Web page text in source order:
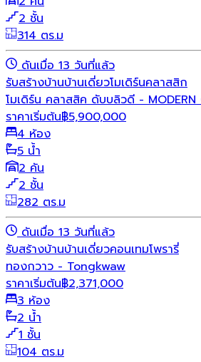
2 ชั้น
314 ตร.ม
ดันเมื่อ 13 วันที่แล้ว
รับสร้างบ้านบ้านเดี่ยวโมเดิร์นคลาสสิก
โมเดิร์น คลาสสิค ดับบลิวดี - MODERN
ราคาเริ่มต้น฿5,900,000
4 ห้อง
5 น้ำ
2 คัน
2 ชั้น
282 ตร.ม
ดันเมื่อ 13 วันที่แล้ว
รับสร้างบ้านบ้านเดี่ยวคอนเทมโพรารี่
ทองกวาว - Tongkwaw
ราคาเริ่มต้น฿2,371,000
3 ห้อง
2 น้ำ
1 ชั้น
104 ตร.ม